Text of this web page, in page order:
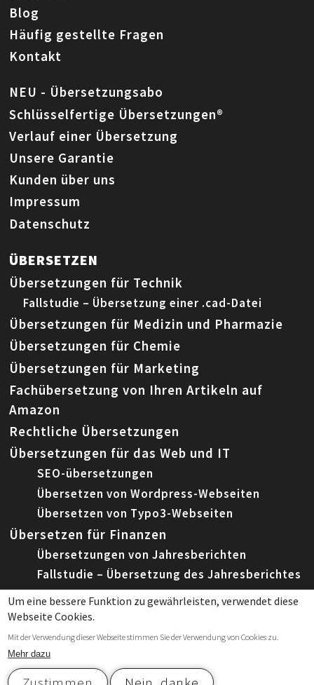
Blog
Häufig gestellte Fragen
Kontakt
NEU - Übersetzungsabo
Schlüsselfertige Übersetzungen®
Verlauf einer Übersetzung
Unsere Garantie
Kunden über uns
Impressum
Datenschutz
ÜBERSETZEN
Übersetzungen für Technik
Fallstudie – Übersetzung einer .cad-Datei
Übersetzungen für Medizin und Pharmazie
Übersetzungen für Chemie
Übersetzungen für Marketing
Fachübersetzung von Ihren Artikeln auf
Amazon
Rechtliche Übersetzungen
Übersetzungen für das Web und IT
SEO-übersetzungen
Übersetzen von Wordpress-Webseiten
Übersetzen von Typo3-Webseiten
Übersetzen für Finanzen
Übersetzungen von Jahresberichten
Fallstudie – Übersetzung des Jahresberichtes
© 2026 Leemeta, Spezialisierte Fachübersetzungen
Um eine bessere Funktion zu gewährleisten, verwendet diese
Webseite Cookies.
Mit der Verwendung dieser Webseite stimmen Sie der Verwendung von Cookies zu.
Mehr dazu